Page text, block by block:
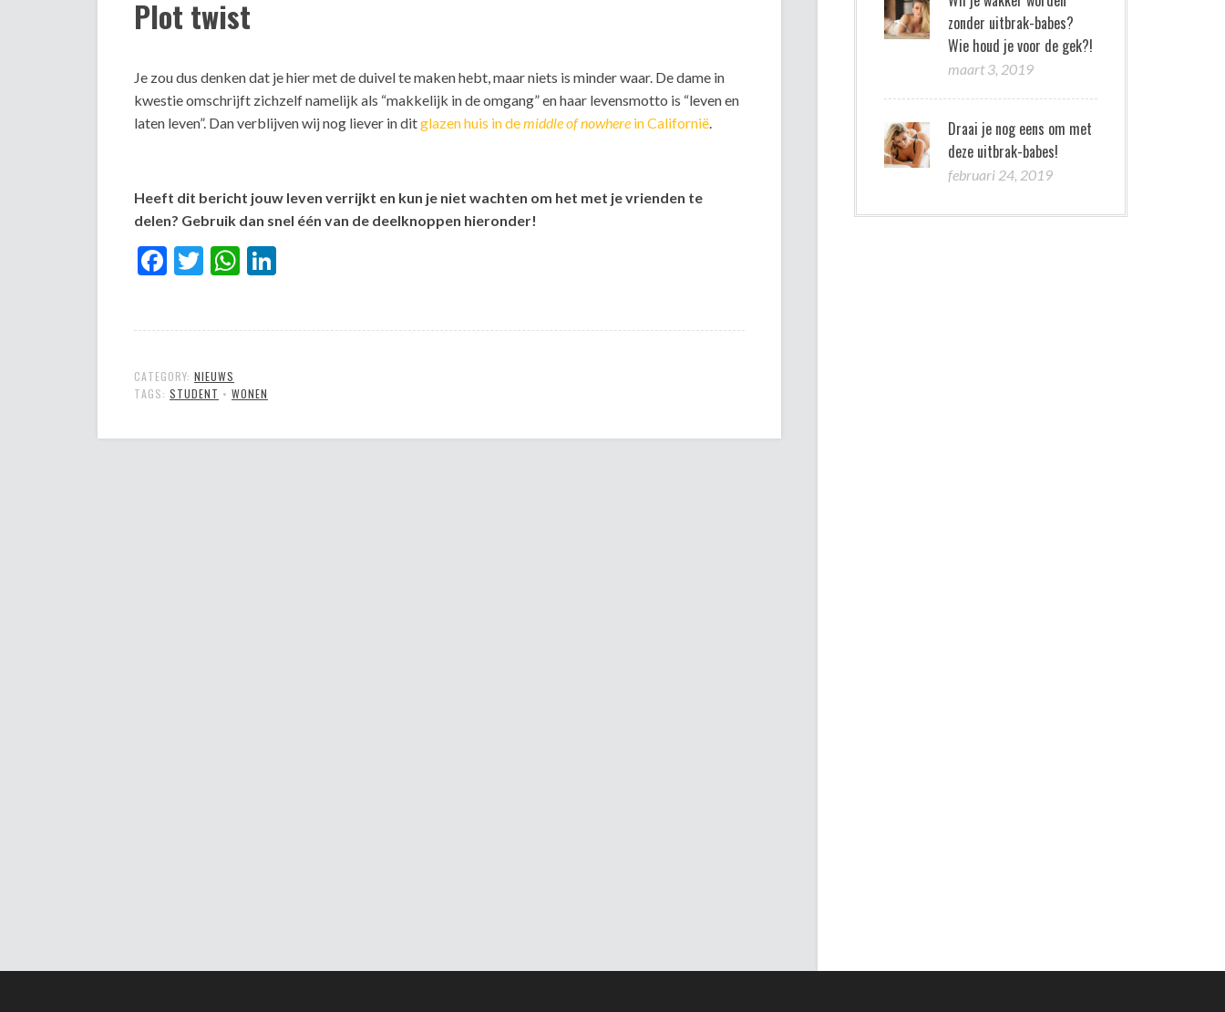
Plot twist
Je zou dus denken dat je hier met de duivel te maken hebt, maar niets is minder waar. De dame in
kwestie omschrijft zichzelf namelijk als “makkelijk in de omgang” en haar levensmotto is “leven en
laten leven”. Dan verblijven wij nog liever in ditglazen huis in demiddle of nowhere in Californië.
Heeft dit bericht jouw leven verrijkt en kun je niet wachten om het met je vrienden te
delen? Gebruik dan snel één van de deelknoppen hieronder!
Facebook
TwitterWhatsApp
CATEGORY: NIEUWS
TAGS: STUDENT • WONEN
zonder uitbrak-babes?
Wie houd je voor de gek?!
maart 3, 2019
Draai je nog eens om met
deze uitbrak-babes!
februari 24, 2019